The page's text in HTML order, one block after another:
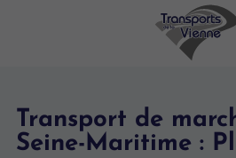
Transport de
Seine-Maritime :